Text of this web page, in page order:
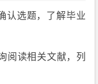
认选题，了解毕业
阅读相关文献，列